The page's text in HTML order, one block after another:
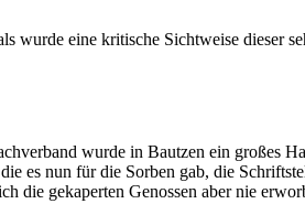
wurde eine kritische Sichtweise dieser
wurde in Bautzen ein großes
es nun für die Sorben gab, die
die gekaperten Genossen aber nie